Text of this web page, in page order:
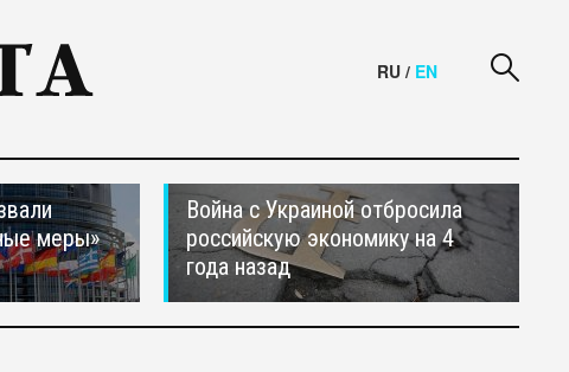
RU / EN
меры»
Война с Украиной отбросила
российскую экономику на 4
года назад